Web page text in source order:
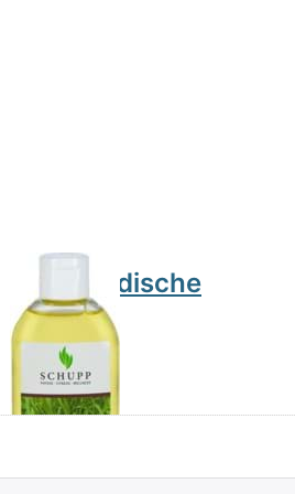
Ölbad Indische
Melisse